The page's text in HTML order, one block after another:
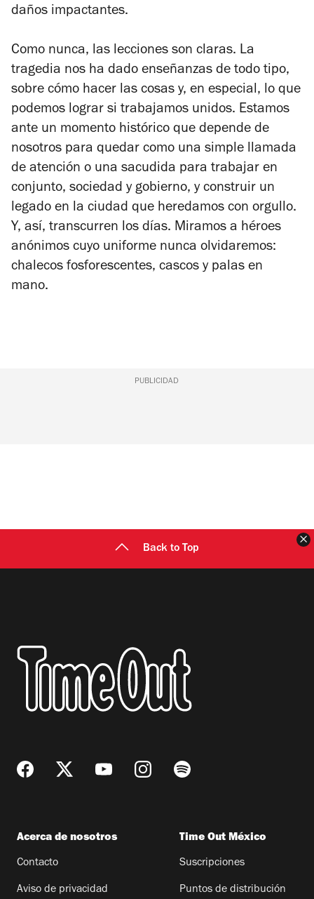
daños impactantes.
Como nunca, las lecciones son claras. La
tragedia nos ha dado enseñanzas de todo tipo,
sobre cómo hacer las cosas y, en especial, lo que
podemos lograr si trabajamos unidos. Estamos
ante un momento histórico que depende de
nosotros para quedar como una simple llamada
de atención o una sacudida para trabajar en
conjunto, sociedad y gobierno, y construir un
legado en la ciudad que heredamos con orgullo.
Y, así, transcurren los días. Miramos a héroes
anónimos cuyo uniforme nunca olvidaremos:
chalecos fosforescentes, cascos y palas en
mano.
PUBLICIDAD
Back to Top
Acerca de nosotros
Contacto
Aviso de privacidad
Time Out México
Suscripciones
Puntos de distribución